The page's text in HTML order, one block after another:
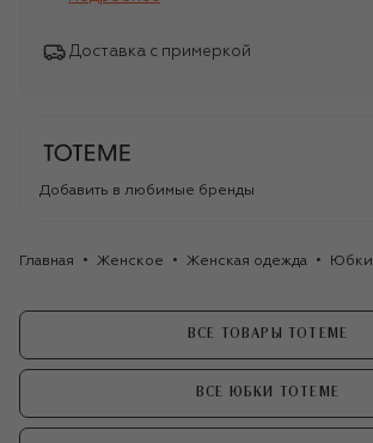
Доставка с примеркой
Добавить в любимые бренды
Главная Женское Женская одежда Юбки
ВСЕ ТОВАРЫ TOTEME
ВСЕ ЮБКИ TOTEME